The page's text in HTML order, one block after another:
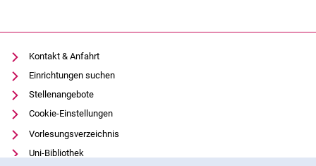
Kontakt & Anfahrt
Einrichtungen suchen
Stellenangebote
Cookie-Einstellungen
Vorlesungsverzeichnis
Uni-Bibliothek